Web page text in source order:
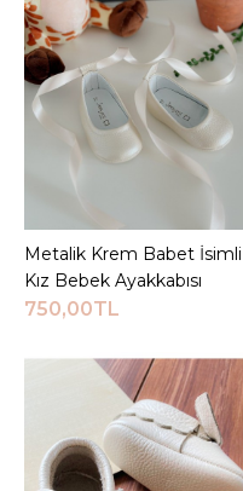
Sepete Ekle
Metalik Krem Babet İsimli
Kız Bebek Ayakkabısı
750,00TL